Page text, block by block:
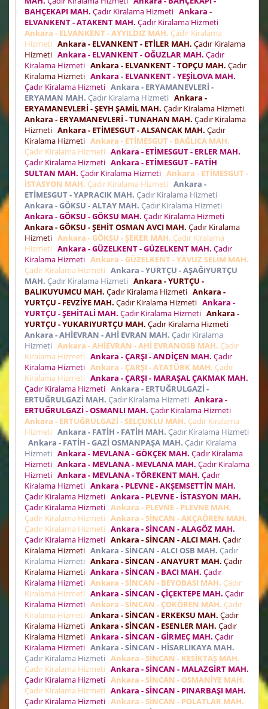
BAHÇEKAPI MAH. Çadır Kiralama Hizmeti Ankara -
ELVANKENT - ATAKENT MAH. Çadır Kiralama Hizmeti
Ankara - ELVANKENT - AYYILDIZ MAH. Çadır Kiralama
Hizmeti Ankara - ELVANKENT - ETİLER MAH. Çadır Kiralama
Hizmeti Ankara - ELVANKENT - OĞUZLAR MAH. Çadır
Kiralama Hizmeti Ankara - ELVANKENT - TOPÇU MAH. Çadır
Kiralama Hizmeti Ankara - ELVANKENT - YEŞİLOVA MAH.
Çadır Kiralama Hizmeti Ankara - ERYAMANEVLERİ -
ERYAMAN MAH. Çadır Kiralama Hizmeti Ankara -
ERYAMANEVLERİ - ŞEYH ŞAMİL MAH. Çadır Kiralama Hizmeti
Ankara - ERYAMANEVLERİ - TUNAHAN MAH. Çadır Kiralama
Hizmeti Ankara - ETİMESGUT - ALSANCAK MAH. Çadır
Kiralama Hizmeti Ankara - ETİMESGUT - BAĞLICA MAH.
Çadır Kiralama Hizmeti Ankara - ETİMESGUT - ERLER MAH.
Çadır Kiralama Hizmeti Ankara - ETİMESGUT - FATİH
SULTAN MAH. Çadır Kiralama Hizmeti Ankara - ETİMESGUT -
İSTASYON MAH. Çadır Kiralama Hizmeti Ankara -
ETİMESGUT - YAPRACIK MAH. Çadır Kiralama Hizmeti
Ankara - GÖKSU - ALTAY MAH. Çadır Kiralama Hizmeti
Ankara - GÖKSU - GÖKSU MAH. Çadır Kiralama Hizmeti
Ankara - GÖKSU - ŞEHİT OSMAN AVCI MAH. Çadır Kiralama
Hizmeti Ankara - GÖKSU - ŞEKER MAH. Çadır Kiralama
Hizmeti Ankara - GÜZELKENT - GÜZELKENT MAH. Çadır
Kiralama Hizmeti Ankara - GÜZELKENT - YAVUZ SELİM MAH.
Çadır Kiralama Hizmeti Ankara - YURTÇU - AŞAĞIYURTÇU
MAH. Çadır Kiralama Hizmeti Ankara - YURTÇU -
BALIKUYUMCU MAH. Çadır Kiralama Hizmeti Ankara -
YURTÇU - FEVZİYE MAH. Çadır Kiralama Hizmeti Ankara -
YURTÇU - ŞEHİTALİ MAH. Çadır Kiralama Hizmeti Ankara -
YURTÇU - YUKARIYURTÇU MAH. Çadır Kiralama Hizmeti
Ankara - AHİEVRAN - AHİ EVRAN MAH. Çadır Kiralama
Hizmeti Ankara - AHİEVRAN - AHİ EVRANOSB MAH. Çadır
Kiralama Hizmeti Ankara - ÇARŞI - ANDİÇEN MAH. Çadır
Kiralama Hizmeti Ankara - ÇARŞI - ATATÜRK MAH. Çadır
Kiralama Hizmeti Ankara - ÇARŞI - MARAŞAL ÇAKMAK MAH.
Çadır Kiralama Hizmeti Ankara - ERTUĞRULGAZİ -
ERTUĞRULGAZİ MAH. Çadır Kiralama Hizmeti Ankara -
ERTUĞRULGAZİ - OSMANLI MAH. Çadır Kiralama Hizmeti
Ankara - ERTUĞRULGAZİ - SELÇUKLU MAH. Çadır Kiralama
Hizmeti Ankara - FATİH - FATİH MAH. Çadır Kiralama Hizmeti
Ankara - FATİH - GAZİ OSMANPAŞA MAH. Çadır Kiralama
Hizmeti Ankara - MEVLANA - GÖKÇEK MAH. Çadır Kiralama
Hizmeti Ankara - MEVLANA - MEVLANA MAH. Çadır Kiralama
Hizmeti Ankara - MEVLANA - TÖREKENT MAH. Çadır
Kiralama Hizmeti Ankara - PLEVNE - AKŞEMSETTİN MAH.
Çadır Kiralama Hizmeti Ankara - PLEVNE - İSTASYON MAH.
Çadır Kiralama Hizmeti Ankara - PLEVNE - PLEVNE MAH.
Çadır Kiralama Hizmeti Ankara - SİNCAN - AKÇAÖREN MAH.
Çadır Kiralama Hizmeti Ankara - SİNCAN - ALAGÖZ MAH.
Çadır Kiralama Hizmeti Ankara - SİNCAN - ALCI MAH. Çadır
Kiralama Hizmeti Ankara - SİNCAN - ALCI OSB MAH. Çadır
Kiralama Hizmeti Ankara - SİNCAN - ANAYURT MAH. Çadır
Kiralama Hizmeti Ankara - SİNCAN - BACI MAH. Çadır
Kiralama Hizmeti Ankara - SİNCAN - BEYOBASI MAH. Çadır
Kiralama Hizmeti Ankara - SİNCAN - ÇİÇEKTEPE MAH. Çadır
Kiralama Hizmeti Ankara - SİNCAN - ÇOKÖREN MAH. Çadır
Kiralama Hizmeti Ankara - SİNCAN - ERKEKSU MAH. Çadır
Kiralama Hizmeti Ankara - SİNCAN - ESENLER MAH. Çadır
Kiralama Hizmeti Ankara - SİNCAN - GİRMEÇ MAH. Çadır
Kiralama Hizmeti Ankara - SİNCAN - HİSARLIKAYA MAH.
Çadır Kiralama Hizmeti Ankara - SİNCAN - KESİKTAŞ MAH.
Çadır Kiralama Hizmeti Ankara - SİNCAN - MALAZGİRT MAH.
Çadır Kiralama Hizmeti Ankara - SİNCAN - OSMANİYE MAH.
Çadır Kiralama Hizmeti Ankara - SİNCAN - PINARBAŞI MAH.
Çadır Kiralama Hizmeti Ankara - SİNCAN - POLATLAR MAH.